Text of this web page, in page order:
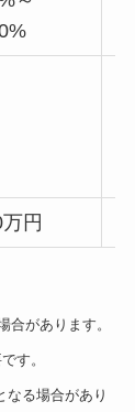
円
があります。
す。
る場合があり